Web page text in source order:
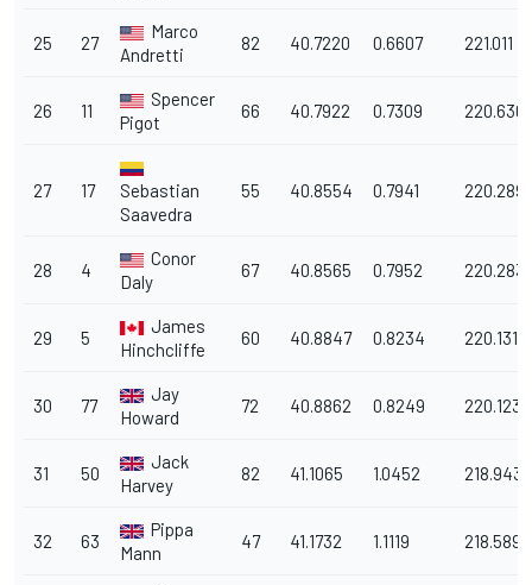
25 27
Marco
Andretti
82 40.7220 0.6607 221.011
26 11
Spencer
Pigot
66 40.7922 0.7309 220.630
27 17
Sebastian
Saavedra
55 40.8554 0.7941 220.289
28 4
Conor
Daly
67 40.8565 0.7952 220.283
29 5
James
Hinchcliffe
60 40.8847 0.8234 220.131
30 77
Jay
Howard
72 40.8862 0.8249 220.123
31 50
Jack
Harvey
82 41.1065 1.0452 218.943
32 63
Pippa
Mann
47 41.1732 1.1119 218.589